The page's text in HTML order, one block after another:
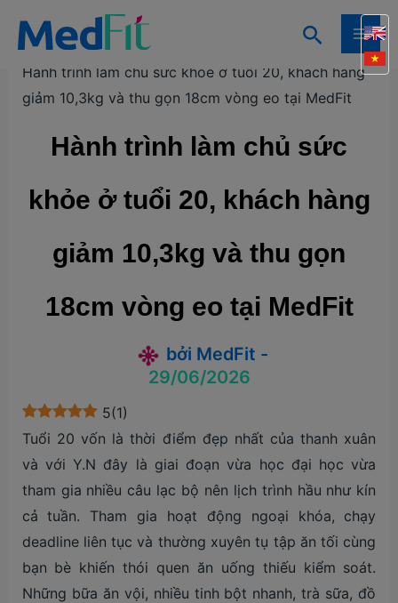
dung
Tìm
kiếm
Trang chủ
Câu chuyện khách hàng
Hành trình làm chủ sức khỏe ở tuổi 20, khách hàng
giảm 10,3kg và thu gọn 18cm vòng eo tại MedFit
Hành trình làm chủ sức
khỏe ở tuổi 20, khách hàng
giảm 10,3kg và thu gọn
18cm vòng eo tại MedFit
bởi MedFit -
29/06/2026
5(1)
Tuổi 20 vốn là thời điểm đẹp nhất của thanh xuân
và với Y.N đây là giai đoạn vừa học đại học vừa
tham gia nhiều câu lạc bộ nên lịch trình hầu như kín
cả tuần. Tham gia hoạt động ngoại khóa, chạy
deadline liên tục và thường xuyên tụ tập ăn tối cùng
bạn bè khiến thói quen ăn uống thiếu kiểm soát.
Những bữa ăn vội, nhiều tinh bột nhanh, trà sữa, đồ